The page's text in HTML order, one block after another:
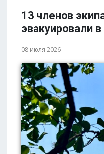
13 членов
эвакуировали в
08 июля 2026